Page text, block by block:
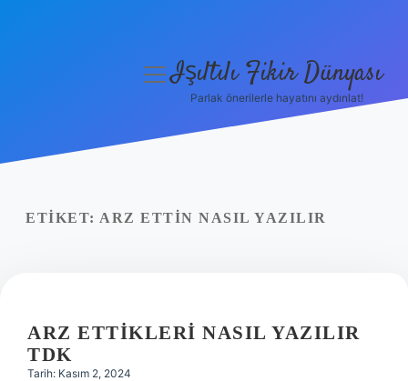
Yasal Uyarı
menüyüIşıltılı Fikir Dünyası
Parlak önerilerle hayatını aydınlat!
ETIKET: ARZ ETTIN NASIL YAZILIR
ARZ ETTIKLERI NASIL YAZILIR
TDK
Tarih: Kasım 2, 2024